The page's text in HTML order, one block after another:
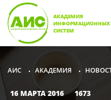
АКАДЕМИЯ
ИНФОРМАЦИОННЫХ
СИСТЕМ
АИС • АКАДЕМИЯ •
16 МАРТА 2016 1673